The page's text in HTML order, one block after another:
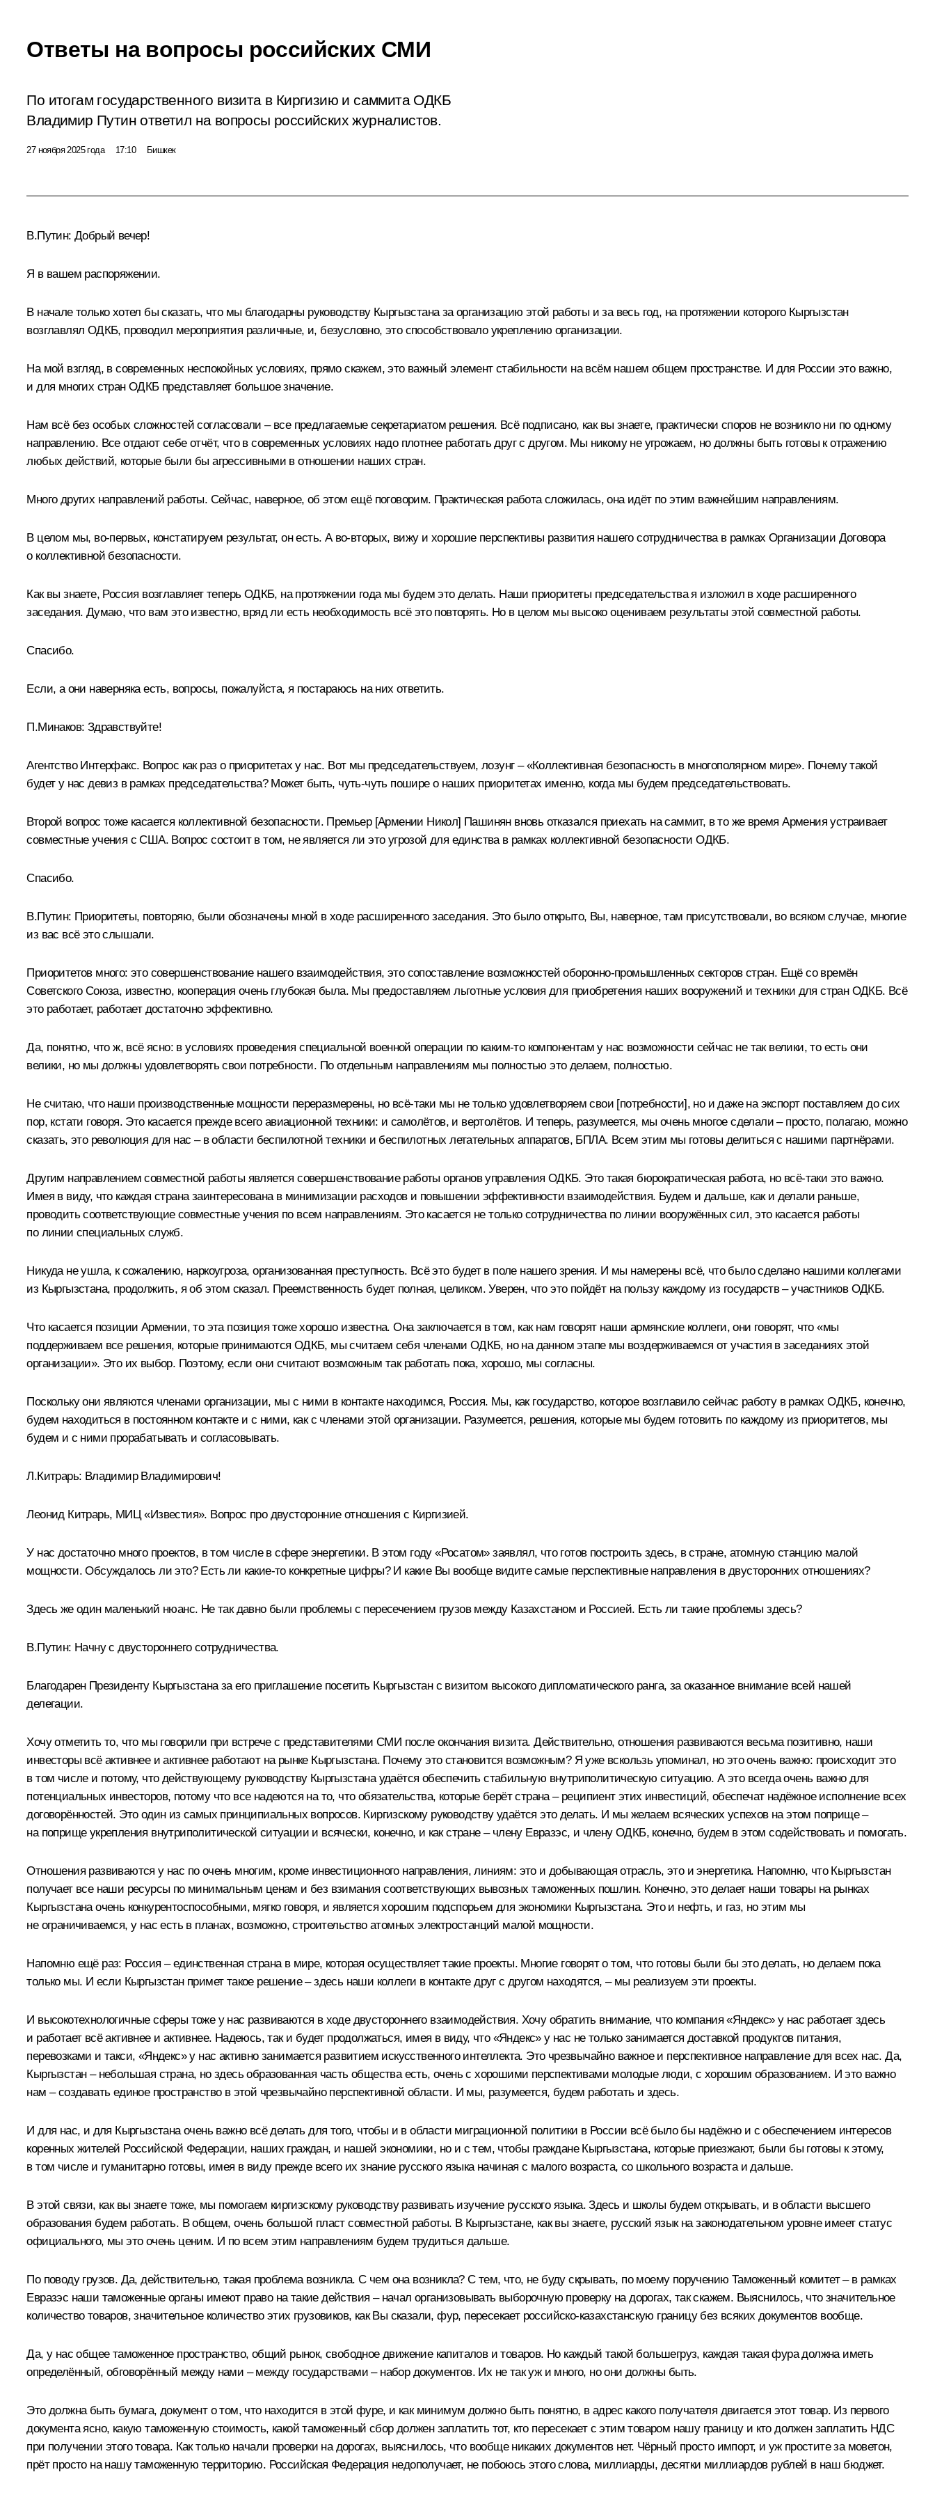
Ответы на вопросы российских СМИ
По итогам государственного визита в Киргизию и саммита ОДКБ
Владимир Путин ответил на вопросы российских журналистов.
27 ноября 2025 года 17:10 Бишкек
В.Путин: Добрый вечер!
Я в вашем распоряжении.
В начале только хотел бы сказать, что мы благодарны руководству Кыргызстана за организацию этой работы и за весь год, на протяжении которого Кыргызстан
возглавлял ОДКБ, проводил мероприятия различные, и, безусловно, это способствовало укреплению организации.
На мой взгляд, в современных неспокойных условиях, прямо скажем, это важный элемент стабильности на всём нашем общем пространстве. И для России это важно,
и для многих стран ОДКБ представляет большое значение.
Нам всё без особых сложностей согласовали – все предлагаемые секретариатом решения. Всё подписано, как вы знаете, практически споров не возникло ни по одному
направлению. Все отдают себе отчёт, что в современных условиях надо плотнее работать друг с другом. Мы никому не угрожаем, но должны быть готовы к отражению
любых действий, которые были бы агрессивными в отношении наших стран.
Много других направлений работы. Сейчас, наверное, об этом ещё поговорим. Практическая работа сложилась, она идёт по этим важнейшим направлениям.
В целом мы, во-первых, констатируем результат, он есть. А во-вторых, вижу и хорошие перспективы развития нашего сотрудничества в рамках Организации Договора
о коллективной безопасности.
Как вы знаете, Россия возглавляет теперь ОДКБ, на протяжении года мы будем это делать. Наши приоритеты председательства я изложил в ходе расширенного
заседания. Думаю, что вам это известно, вряд ли есть необходимость всё это повторять. Но в целом мы высоко оцениваем результаты этой совместной работы.
Спасибо.
Если, а они наверняка есть, вопросы, пожалуйста, я постараюсь на них ответить.
П.Минаков: Здравствуйте!
Агентство Интерфакс. Вопрос как раз о приоритетах у нас. Вот мы председательствуем, лозунг – «Коллективная безопасность в многополярном мире». Почему такой
будет у нас девиз в рамках председательства? Может быть, чуть-чуть пошире о наших приоритетах именно, когда мы будем председательствовать.
Второй вопрос тоже касается коллективной безопасности. Премьер [Армении Никол] Пашинян вновь отказался приехать на саммит, в то же время Армения устраивает
совместные учения с США. Вопрос состоит в том, не является ли это угрозой для единства в рамках коллективной безопасности ОДКБ.
Спасибо.
В.Путин: Приоритеты, повторяю, были обозначены мной в ходе расширенного заседания. Это было открыто, Вы, наверное, там присутствовали, во всяком случае, многие
из вас всё это слышали.
Приоритетов много: это совершенствование нашего взаимодействия, это сопоставление возможностей оборонно-промышленных секторов стран. Ещё со времён
Советского Союза, известно, кооперация очень глубокая была. Мы предоставляем льготные условия для приобретения наших вооружений и техники для стран ОДКБ. Всё
это работает, работает достаточно эффективно.
Да, понятно, что ж, всё ясно: в условиях проведения специальной военной операции по каким-то компонентам у нас возможности сейчас не так велики, то есть они
велики, но мы должны удовлетворять свои потребности. По отдельным направлениям мы полностью это делаем, полностью.
Не считаю, что наши производственные мощности переразмерены, но всё-таки мы не только удовлетворяем свои [потребности], но и даже на экспорт поставляем до сих
пор, кстати говоря. Это касается прежде всего авиационной техники: и самолётов, и вертолётов. И теперь, разумеется, мы очень многое сделали – просто, полагаю, можно
сказать, это революция для нас – в области беспилотной техники и беспилотных летательных аппаратов, БПЛА. Всем этим мы готовы делиться с нашими партнёрами.
Другим направлением совместной работы является совершенствование работы органов управления ОДКБ. Это такая бюрократическая работа, но всё-таки это важно.
Имея в виду, что каждая страна заинтересована в минимизации расходов и повышении эффективности взаимодействия. Будем и дальше, как и делали раньше,
проводить соответствующие совместные учения по всем направлениям. Это касается не только сотрудничества по линии вооружённых сил, это касается работы
по линии специальных служб.
Никуда не ушла, к сожалению, наркоугроза, организованная преступность. Всё это будет в поле нашего зрения. И мы намерены всё, что было сделано нашими коллегами
из Кыргызстана, продолжить, я об этом сказал. Преемственность будет полная, целиком. Уверен, что это пойдёт на пользу каждому из государств – участников ОДКБ.
Что касается позиции Армении, то эта позиция тоже хорошо известна. Она заключается в том, как нам говорят наши армянские коллеги, они говорят, что «мы
поддерживаем все решения, которые принимаются ОДКБ, мы считаем себя членами ОДКБ, но на данном этапе мы воздерживаемся от участия в заседаниях этой
организации». Это их выбор. Поэтому, если они считают возможным так работать пока, хорошо, мы согласны.
Поскольку они являются членами организации, мы с ними в контакте находимся, Россия. Мы, как государство, которое возглавило сейчас работу в рамках ОДКБ, конечно,
будем находиться в постоянном контакте и с ними, как с членами этой организации. Разумеется, решения, которые мы будем готовить по каждому из приоритетов, мы
будем и с ними прорабатывать и согласовывать.
Л.Китрарь: Владимир Владимирович!
Леонид Китрарь, МИЦ «Известия». Вопрос про двусторонние отношения с Киргизией.
У нас достаточно много проектов, в том числе в сфере энергетики. В этом году «Росатом» заявлял, что готов построить здесь, в стране, атомную станцию малой
мощности. Обсуждалось ли это? Есть ли какие-то конкретные цифры? И какие Вы вообще видите самые перспективные направления в двусторонних отношениях?
Здесь же один маленький нюанс. Не так давно были проблемы с пересечением грузов между Казахстаном и Россией. Есть ли такие проблемы здесь?
В.Путин: Начну с двустороннего сотрудничества.
Благодарен Президенту Кыргызстана за его приглашение посетить Кыргызстан с визитом высокого дипломатического ранга, за оказанное внимание всей нашей
делегации.
Хочу отметить то, что мы говорили при встрече с представителями СМИ после окончания визита. Действительно, отношения развиваются весьма позитивно, наши
инвесторы всё активнее и активнее работают на рынке Кыргызстана. Почему это становится возможным? Я уже вскользь упоминал, но это очень важно: происходит это
в том числе и потому, что действующему руководству Кыргызстана удаётся обеспечить стабильную внутриполитическую ситуацию. А это всегда очень важно для
потенциальных инвесторов, потому что все надеются на то, что обязательства, которые берёт страна – реципиент этих инвестиций, обеспечат надёжное исполнение всех
договорённостей. Это один из самых принципиальных вопросов. Киргизскому руководству удаётся это делать. И мы желаем всяческих успехов на этом поприще –
на поприще укрепления внутриполитической ситуации и всячески, конечно, и как стране – члену Евразэс, и члену ОДКБ, конечно, будем в этом содействовать и помогать.
Отношения развиваются у нас по очень многим, кроме инвестиционного направления, линиям: это и добывающая отрасль, это и энергетика. Напомню, что Кыргызстан
получает все наши ресурсы по минимальным ценам и без взимания соответствующих вывозных таможенных пошлин. Конечно, это делает наши товары на рынках
Кыргызстана очень конкурентоспособными, мягко говоря, и является хорошим подспорьем для экономики Кыргызстана. Это и нефть, и газ, но этим мы
не ограничиваемся, у нас есть в планах, возможно, строительство атомных электростанций малой мощности.
Напомню ещё раз: Россия – единственная страна в мире, которая осуществляет такие проекты. Многие говорят о том, что готовы были бы это делать, но делаем пока
только мы. И если Кыргызстан примет такое решение – здесь наши коллеги в контакте друг с другом находятся, – мы реализуем эти проекты.
И высокотехнологичные сферы тоже у нас развиваются в ходе двустороннего взаимодействия. Хочу обратить внимание, что компания «Яндекс» у нас работает здесь
и работает всё активнее и активнее. Надеюсь, так и будет продолжаться, имея в виду, что «Яндекс» у нас не только занимается доставкой продуктов питания,
перевозками и такси, «Яндекс» у нас активно занимается развитием искусственного интеллекта. Это чрезвычайно важное и перспективное направление для всех нас. Да,
Кыргызстан – небольшая страна, но здесь образованная часть общества есть, очень с хорошими перспективами молодые люди, с хорошим образованием. И это важно
нам – создавать единое пространство в этой чрезвычайно перспективной области. И мы, разумеется, будем работать и здесь.
И для нас, и для Кыргызстана очень важно всё делать для того, чтобы и в области миграционной политики в России всё было бы надёжно и с обеспечением интересов
коренных жителей Российской Федерации, наших граждан, и нашей экономики, но и с тем, чтобы граждане Кыргызстана, которые приезжают, были бы готовы к этому,
в том числе и гуманитарно готовы, имея в виду прежде всего их знание русского языка начиная с малого возраста, со школьного возраста и дальше.
В этой связи, как вы знаете тоже, мы помогаем киргизскому руководству развивать изучение русского языка. Здесь и школы будем открывать, и в области высшего
образования будем работать. В общем, очень большой пласт совместной работы. В Кыргызстане, как вы знаете, русский язык на законодательном уровне имеет статус
официального, мы это очень ценим. И по всем этим направлениям будем трудиться дальше.
По поводу грузов. Да, действительно, такая проблема возникла. С чем она возникла? С тем, что, не буду скрывать, по моему поручению Таможенный комитет – в рамках
Евразэс наши таможенные органы имеют право на такие действия – начал организовывать выборочную проверку на дорогах, так скажем. Выяснилось, что значительное
количество товаров, значительное количество этих грузовиков, как Вы сказали, фур, пересекает российско-казахстанскую границу без всяких документов вообще.
Да, у нас общее таможенное пространство, общий рынок, свободное движение капиталов и товаров. Но каждый такой большегруз, каждая такая фура должна иметь
определённый, обговорённый между нами – между государствами – набор документов. Их не так уж и много, но они должны быть.
Это должна быть бумага, документ о том, что находится в этой фуре, и как минимум должно быть понятно, в адрес какого получателя двигается этот товар. Из первого
документа ясно, какую таможенную стоимость, какой таможенный сбор должен заплатить тот, кто пересекает с этим товаром нашу границу и кто должен заплатить НДС
при получении этого товара. Как только начали проверки на дорогах, выяснилось, что вообще никаких документов нет. Чёрный просто импорт, и уж простите за моветон,
прёт просто на нашу таможенную территорию. Российская Федерация недополучает, не побоюсь этого слова, миллиарды, десятки миллиардов рублей в наш бюджет.